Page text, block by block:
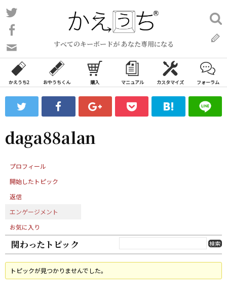
コ
ン
ン
ツ
ス
ッ
すべてのキーボードが あなた専用になる
い
合
わ
フ
ォ
ム
検
索:
かえうち2 おやうちくん 購入 マニュアル カスタマイズ フォーラム
daga88alan
プロフィール
開始したトピック
返信
エンゲージメント
お気に入り
関わったトピック
トピックが見つかりませんでした。